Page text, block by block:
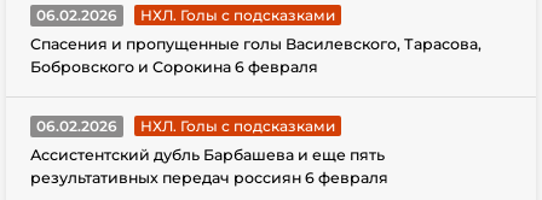
06.02.2026
НХЛ. Голы с подсказками
Спасения и пропущенные голы Василевского, Тарасова,
Бобровского и Сорокина 6 февраля
06.02.2026
НХЛ. Голы с подсказками
Ассистентский дубль Барбашева и еще пять
результативных передач россиян 6 февраля